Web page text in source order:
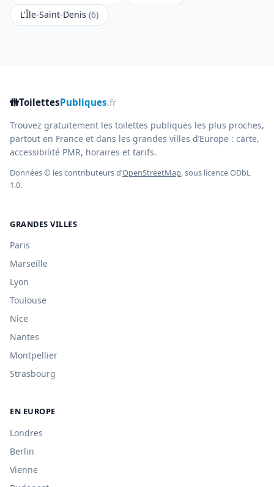
L'Île-Saint-Denis (6)
🚻ToilettesPubliques.fr
Trouvez gratuitement les toilettes publiques les plus proches,
partout en France et dans les grandes villes d’Europe : carte,
accessibilité PMR, horaires et tarifs.
Données © les contributeurs d’OpenStreetMap, sous licence ODbL
1.0.
GRANDES VILLES
Paris
Marseille
Lyon
Toulouse
Nice
Nantes
Montpellier
Strasbourg
EN EUROPE
Londres
Berlin
Vienne